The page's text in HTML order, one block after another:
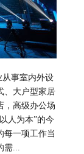
事室内外设
、大户型家居
，高级办公场
人为本”的今
每一项工作当
需...